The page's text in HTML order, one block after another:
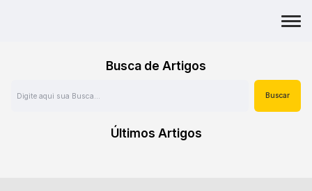
Busca de Artigos
Últimos Artigos